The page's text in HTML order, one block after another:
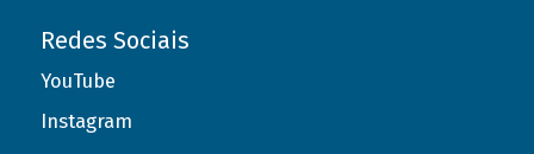
Redes Sociais
YouTube
Instagram